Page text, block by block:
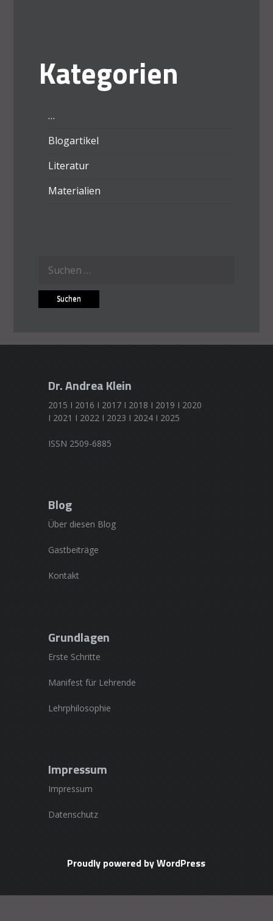
Kategorien
…
Blogartikel
Literatur
Materialien
nach:
Dr. Andrea Klein
2015 I 2016 I 2017 I 2018 I 2019 I 2020
I 2021 I 2022 I 2023 I 2024 I 2025
ISSN 2509-6885
Blog
Über diesen Blog
Gastbeiträge
Kontakt
Grundlagen
Erste Schritte
Manifest für Lehrende
Lehrphilosophie
Impressum
Impressum
Datenschutz
Proudly powered by WordPress